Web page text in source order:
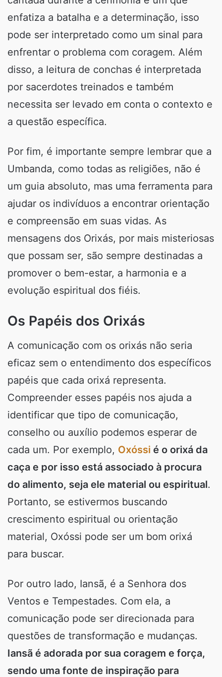
enfatiza a batalha e a determinação, isso
pode ser interpretado como um sinal para
enfrentar o problema com coragem. Além
disso, a leitura de conchas é interpretada
por sacerdotes treinados e também
necessita ser levado em conta o contexto e
a questão específica.
Por fim, é importante sempre lembrar que a
Umbanda, como todas as religiões, não é
um guia absoluto, mas uma ferramenta para
ajudar os indivíduos a encontrar orientação
e compreensão em suas vidas. As
mensagens dos Orixás, por mais misteriosas
que possam ser, são sempre destinadas a
promover o bem-estar, a harmonia e a
evolução espiritual dos fiéis.
Os Papéis dos Orixás
A comunicação com os orixás não seria
eficaz sem o entendimento dos específicos
papéis que cada orixá representa.
Compreender esses papéis nos ajuda a
identificar que tipo de comunicação,
conselho ou auxílio podemos esperar de
cada um. Por exemplo, Oxóssi é o orixá da
caça e por isso está associado à procura
do alimento, seja ele material ou espiritual.
Portanto, se estivermos buscando
crescimento espiritual ou orientação
material, Oxóssi pode ser um bom orixá
para buscar.
Por outro lado, Iansã, é a Senhora dos
Ventos e Tempestades. Com ela, a
comunicação pode ser direcionada para
questões de transformação e mudanças.
Iansã é adorada por sua coragem e força,
sendo uma fonte de inspiração para